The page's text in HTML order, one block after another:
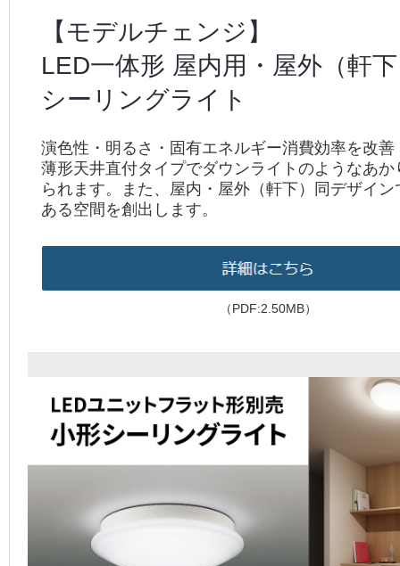
【モデルチェンジ】
LED一体形 屋内用・屋外（軒
シーリングライト
演色性・明るさ・固有エネルギー消費効率を改善
薄形天井直付タイプでダウンライトのようなあか
られます。また、屋内・屋外（軒下）同デザイ
ある空間を創出します。
（PDF:2.50MB）